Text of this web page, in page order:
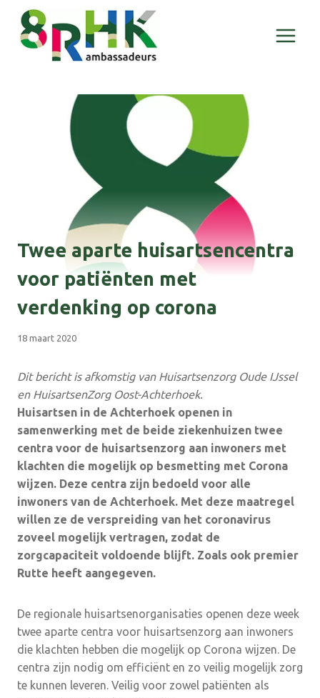
Doorgaan
naar
inhoud
Twee aparte huisartsencentra
voor patiënten met
verdenking op corona
18 maart 2020
Dit bericht is afkomstig van Huisartsenzorg Oude IJssel
en HuisartsenZorg Oost-Achterhoek.
Huisartsen in de Achterhoek openen in
samenwerking met de beide ziekenhuizen twee
centra voor de huisartsenzorg aan inwoners met
klachten die mogelijk op besmetting met Corona
wijzen. Deze centra zijn bedoeld voor alle
inwoners van de Achterhoek. Met deze maatregel
willen ze de verspreiding van het coronavirus
zoveel mogelijk vertragen, zodat de
zorgcapaciteit voldoende blijft. Zoals ook premier
Rutte heeft aangegeven.
De regionale huisartsenorganisaties openen deze week
twee aparte centra voor huisartsenzorg aan inwoners
die klachten hebben die mogelijk op Corona wijzen. De
centra zijn nodig om efficiënt en zo veilig mogelijk zorg
te kunnen leveren. Veilig voor zowel patiënten als